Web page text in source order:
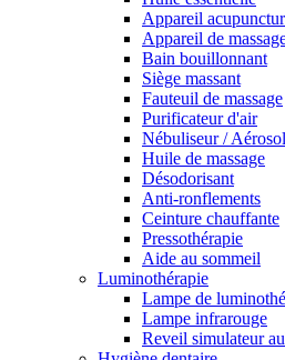
Appareil
Appareil de
Bain bouillonnant
Siège massant
Fauteuil de massage
Purificateur d'air
Nébuliseur / Aérosol
Huile de massage
Désodorisant
Anti-ronflements
Ceinture chauffante
Pressothérapie
Aide au sommeil
Luminothérapie
Lampe de
Lampe infrarouge
Reveil simulateur